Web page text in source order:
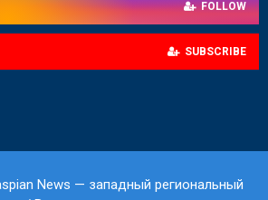
FOLLOW
SUBSCRIBE
News — западный региональный